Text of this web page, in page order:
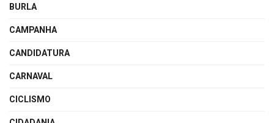
BURLA
CAMPANHA
CANDIDATURA
CARNAVAL
CICLISMO